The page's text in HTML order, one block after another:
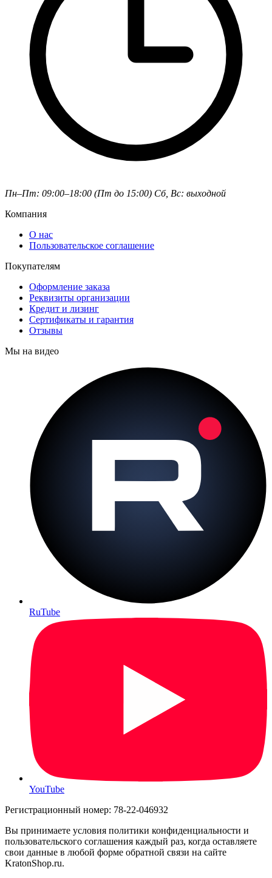
Пн–Пт: 09:00–18:00 (Пт до 15:00) Сб, Вс: выходной
Компания
О нас
Пользовательское соглашение
Покупателям
Оформление заказа
Реквизиты организации
Кредит и лизинг
Сертификаты и гарантия
Отзывы
Мы на видео
RuTube
YouTube
Регистрационный номер: 78-22-046932
Вы принимаете условия политики конфиденциальности и
пользовательского соглашения каждый раз, когда оставляете
свои данные в любой форме обратной связи на сайте
KratonShop.ru.